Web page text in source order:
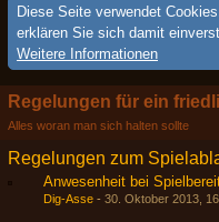
Diese Seite verwendet
erklären Sie sich damit
Weitere Informationen
Regelungen für ein
Alles woran man sich halten sollte
Regelungen zum
Anwesenheit bei
Dig-Asse - 30. Oktober 2013,